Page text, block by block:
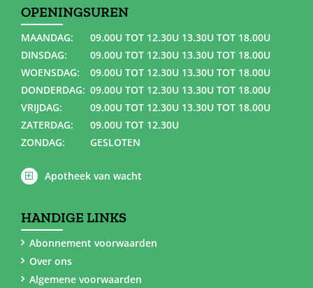
OPENINGSUREN
MAANDAG:
09.00U TOT 12.30U 13.30U TOT 18.00U
DINSDAG:
09.00U TOT 12.30U 13.30U TOT 18.00U
WOENSDAG:
09.00U TOT 12.30U 13.30U TOT 18.00U
DONDERDAG: 09.00U TOT 12.30U 13.30U TOT 18.00U
VRIJDAG:
09.00U TOT 12.30U 13.30U TOT 18.00U
ZATERDAG:
09.00U TOT 12.30U
ZONDAG:
GESLOTEN
Apotheek van wacht
HANDIGE LINKS
Abonnement voorwaarden
Over ons
Algemene voorwaarden